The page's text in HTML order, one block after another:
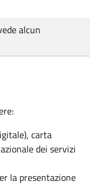
alcun
carta
dei servizi
la presentazione